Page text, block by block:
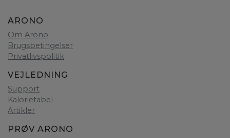
ARONO
Om Arono
Brugsbetingelser
Privatlivspolitik
VEJLEDNING
Support
Kalorietabel
Artikler
PRØV ARONO